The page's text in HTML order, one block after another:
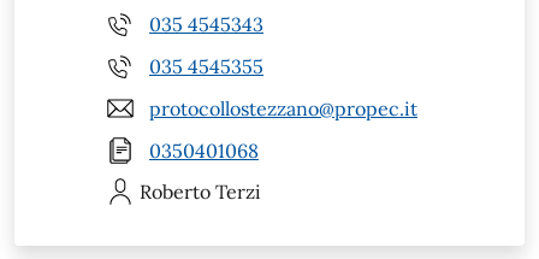
035 4545343
035 4545355
protocollostezzano@propec.it
0350401068
Roberto Terzi